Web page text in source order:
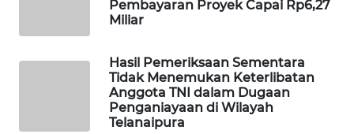
Pembayaran Proyek Capai Rp6,27
Miliar
Hasil Pemeriksaan Sementara
Tidak Menemukan Keterlibatan
Anggota TNI dalam Dugaan
Penganiayaan di Wilayah
Telanaipura
INFRASTRUKTUR
KONSUMEN